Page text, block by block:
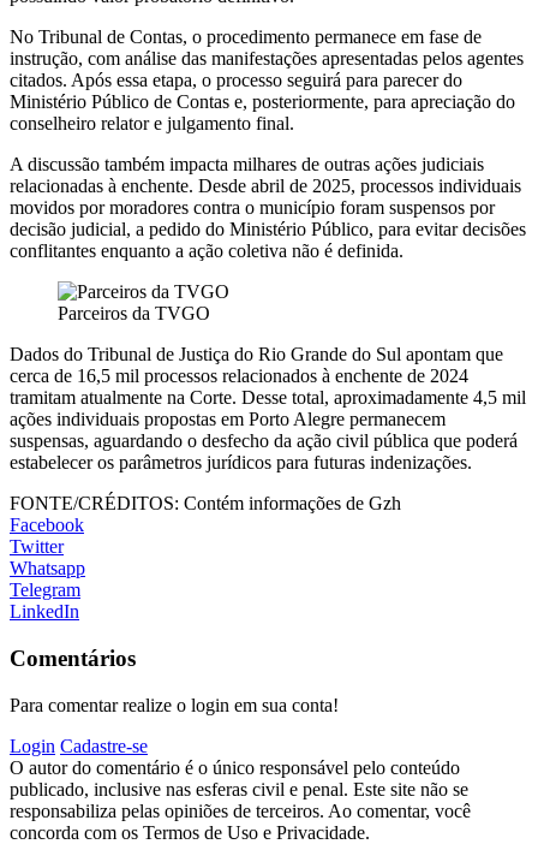
No Tribunal de Contas, o procedimento permanece em fase de
instrução, com análise das manifestações apresentadas pelos agentes
citados. Após essa etapa, o processo seguirá para parecer do
Ministério Público de Contas e, posteriormente, para apreciação do
conselheiro relator e julgamento final.
A discussão também impacta milhares de outras ações judiciais
relacionadas à enchente. Desde abril de 2025, processos individuais
movidos por moradores contra o município foram suspensos por
decisão judicial, a pedido do Ministério Público, para evitar decisões
conflitantes enquanto a ação coletiva não é definida.
Parceiros da TVGO
Dados do Tribunal de Justiça do Rio Grande do Sul apontam que
cerca de 16,5 mil processos relacionados à enchente de 2024
tramitam atualmente na Corte. Desse total, aproximadamente 4,5 mil
ações individuais propostas em Porto Alegre permanecem
suspensas, aguardando o desfecho da ação civil pública que poderá
estabelecer os parâmetros jurídicos para futuras indenizações.
FONTE/CRÉDITOS: Contém informações de Gzh
Facebook
Twitter
Whatsapp
Telegram
LinkedIn
Comentários
Para comentar realize o login em sua conta!
Login Cadastre-se
O autor do comentário é o único responsável pelo conteúdo
publicado, inclusive nas esferas civil e penal. Este site não se
responsabiliza pelas opiniões de terceiros. Ao comentar, você
concorda com os Termos de Uso e Privacidade.